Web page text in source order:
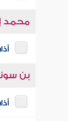
محمد
بن